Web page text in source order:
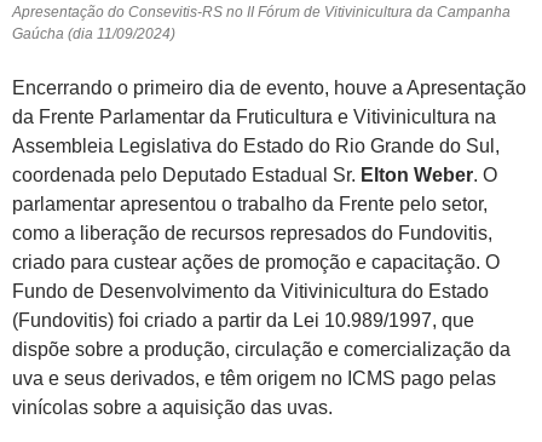
Apresentação do Consevitis-RS no II Fórum de Vitivinicultura da Campanha
Gaúcha (dia 11/09/2024)
Encerrando o primeiro dia de evento, houve a Apresentação
da Frente Parlamentar da Fruticultura e Vitivinicultura na
Assembleia Legislativa do Estado do Rio Grande do Sul,
coordenada pelo Deputado Estadual Sr. Elton Weber. O
parlamentar apresentou o trabalho da Frente pelo setor,
como a liberação de recursos represados do Fundovitis,
criado para custear ações de promoção e capacitação. O
Fundo de Desenvolvimento da Vitivinicultura do Estado
(Fundovitis) foi criado a partir da Lei 10.989/1997, que
dispõe sobre a produção, circulação e comercialização da
uva e seus derivados, e têm origem no ICMS pago pelas
vinícolas sobre a aquisição das uvas.